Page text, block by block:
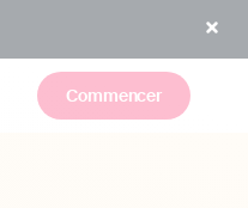
Commencer